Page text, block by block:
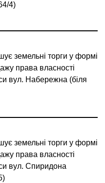
4)
земельні торги у формі
права власності
вул. Набережна (біля
земельні торги у формі
права власності
вул. Спиридона